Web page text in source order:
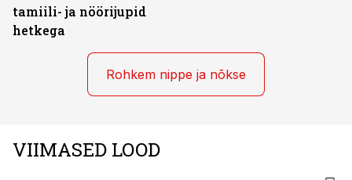
tamiili- ja nöörijupid
hetkega
Rohkem nippe ja nõkse
VIIMASED LOOD